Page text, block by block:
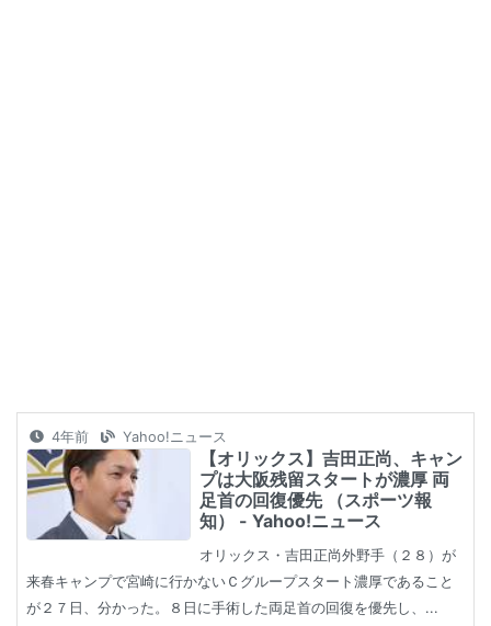
4年前 Yahoo!ニュース
【オリックス】吉田正尚、キャン
プは大阪残留スタートが濃厚 両
足首の回復優先 （スポーツ報
知） - Yahoo!ニュース
オリックス・吉田正尚外野手（２８）が
来春キャンプで宮崎に行かないＣグループスタート濃厚であること
が２７日、分かった。８日に手術した両足首の回復を優先し、...